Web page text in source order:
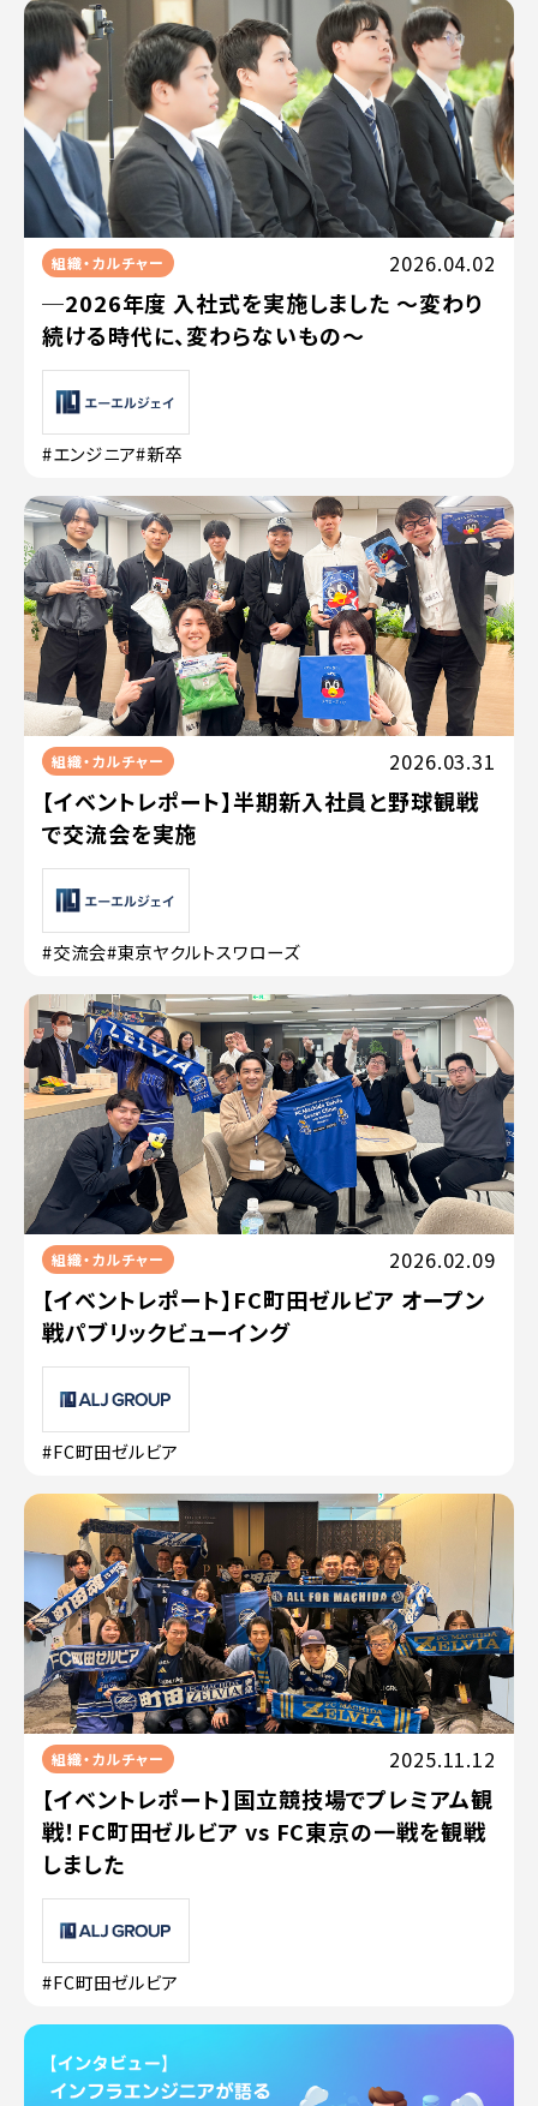
組織・カルチャー 2026.04.02
─2026年度 入社式を実施しました 〜変わり
続ける時代に、変わらないもの〜
#エンジニア#新卒
組織・カルチャー 2026.03.31
【イベントレポート】半期新入社員と野球観戦
で交流会を実施
#交流会#東京ヤクルトスワローズ
組織・カルチャー 2026.02.09
【イベントレポート】FC町田ゼルビア オープン
戦パブリックビューイング
#FC町田ゼルビア
組織・カルチャー 2025.11.12
【イベントレポート】国立競技場でプレミアム観
戦！FC町田ゼルビア vs FC東京の一戦を観戦
しました
#FC町田ゼルビア